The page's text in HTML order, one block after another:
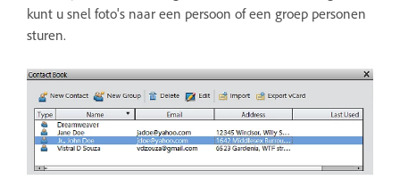
kunt u snel foto's naar een persoon of een groep personen
sturen.